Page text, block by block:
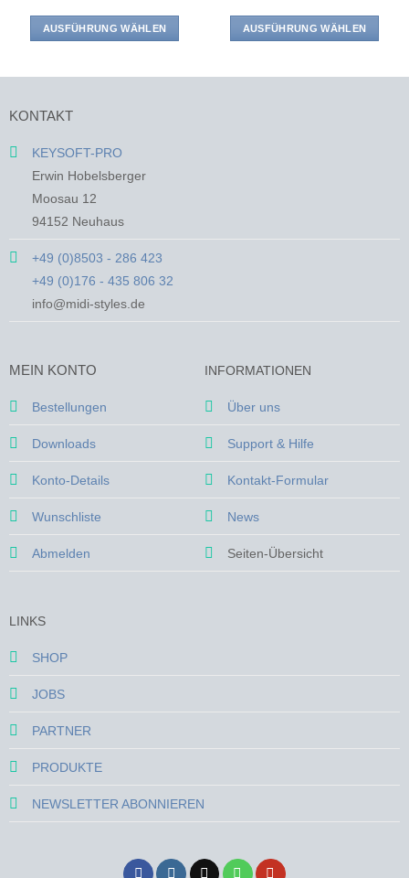
AUSFÜHRUNG WÄHLEN
auf.
Optionen
auf
der
Produktseite
gewählt
werden
AUSFÜHRUNG WÄHLEN
der
KONTAKT
KEYSOFT-PRO
Erwin Hobelsberger
Moosau 12
94152 Neuhaus
+49 (0)8503 - 286 423
+49 (0)176 - 435 806 32
info@midi-styles.de
MEIN KONTO
Bestellungen
Downloads
Konto-Details
Wunschliste
Abmelden
INFORMATIONEN
Über uns
Support & Hilfe
Kontakt-Formular
News
Seiten-Übersicht
LINKS
SHOP
JOBS
PARTNER
PRODUKTE
NEWSLETTER ABONNIEREN